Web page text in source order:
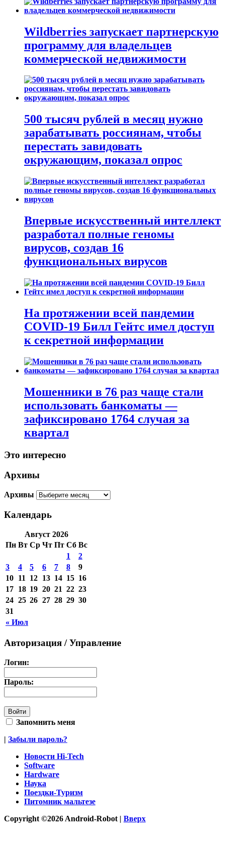
Wildberries запускает партнерскую
программу для владельцев
коммерческой недвижимости
500 тысяч рублей в месяц нужно
зарабатывать россиянам, чтобы
перестать завидовать
окружающим, показал опрос
Впервые искусственный интеллект
разработал полные геномы
вирусов, создав 16
функциональных вирусов
На протяжении всей пандемии
COVID-19 Билл Гейтс имел доступ
к секретной информации
Мошенники в 76 раз чаще стали
использовать банкоматы —
зафиксировано 1764 случая за
квартал
Это интересно
Архивы
Архивы
Календарь
Август 2026
Пн Вт Ср Чт Пт Сб Вс
« Июл
1
2
3
4 5 6 7 8
9
10 11 12 13 14 15 16
17 18 19 20 21 22 23
24 25 26 27 28 29 30
31
Авторизация / Управление
Логин:
Пароль:
Запомнить меня
| Забыли пароль?
Новости Hi-Tech
Software
Hardware
Наука
Поездки-Туризм
Питомник мальтезе
Copyright ©2026 Android-Robot | Вверх